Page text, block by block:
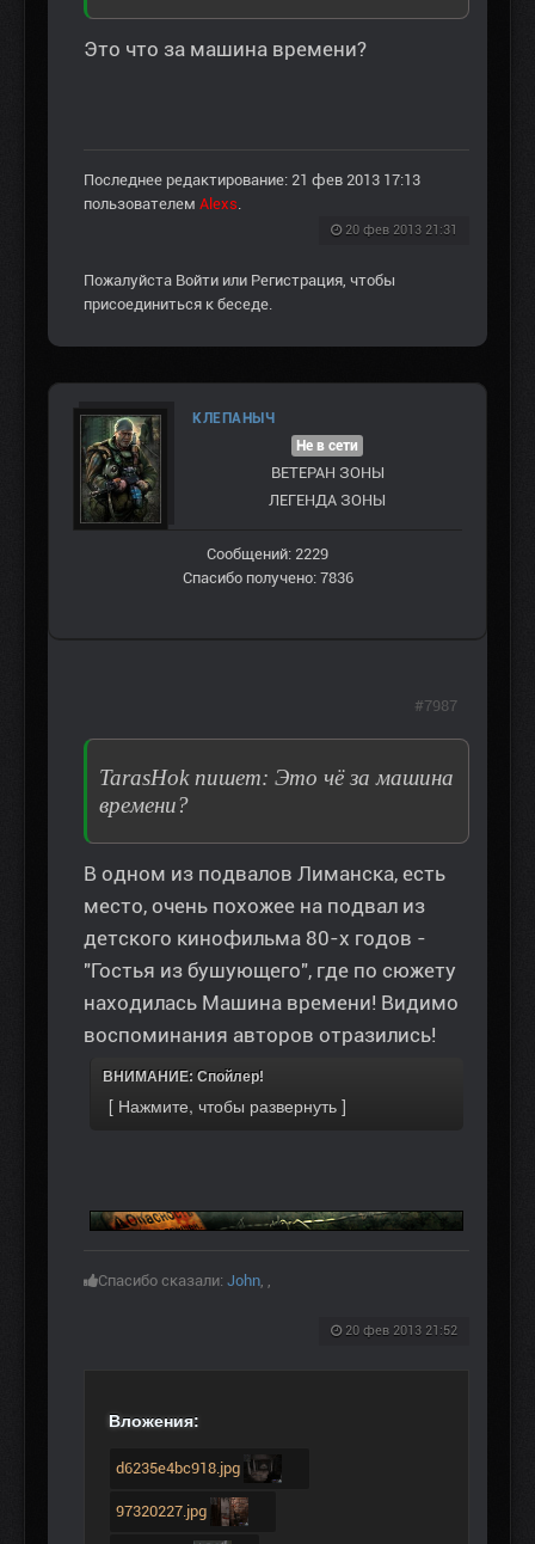
Это что за машина времени?
Последнее редактирование: 21 фев 2013 17:13
пользователем Alexs.
20 фев 2013 21:31
Пожалуйста Войти или Регистрация, чтобы
присоединиться к беседе.
КЛЕПАНЫЧ
Не в сети
ВЕТЕРАН ЗOНЫ
ЛЕГЕНДА ЗОНЫ
Сообщений: 2229
Спасибо получено: 7836
TarasHok пишет: Это чё за машина
времени?
В одном из подвалов Лиманска, есть
место, очень похожее на подвал из
детского кинофильма 80-х годов -
"Гостья из бушующего", где по сюжету
находилась Машина времени! Видимо
воспоминания авторов отразились!
ВНИМАНИЕ: Спойлер!
Спасибо сказали: John, ,
20 фев 2013 21:52
#7987
Вложения:
d6235e4bc918.jpg
97320227.jpg